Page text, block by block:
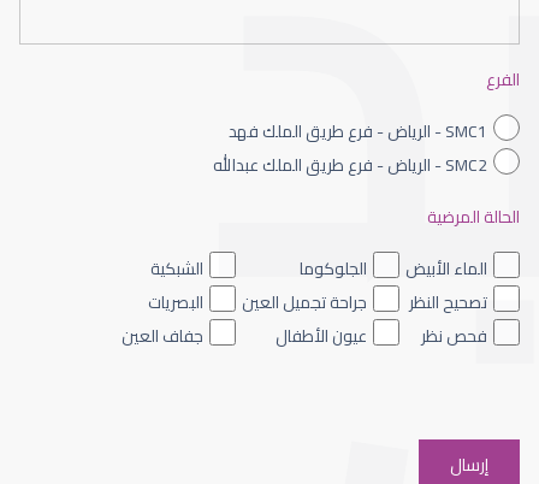
عيون الاطفال الملونه
الفرع
SMC1 - الرياض - فرع طريق الملك فهد
SMC2 - الرياض - فرع طريق الملك عبدالله
الحالة المرضية
الماء الأبيض
الجلوكوما
الشبكية
تصحيح النظر
جراحة تجميل العين
البصريات
فحص نظر
عيون الأطفال جفاف العين